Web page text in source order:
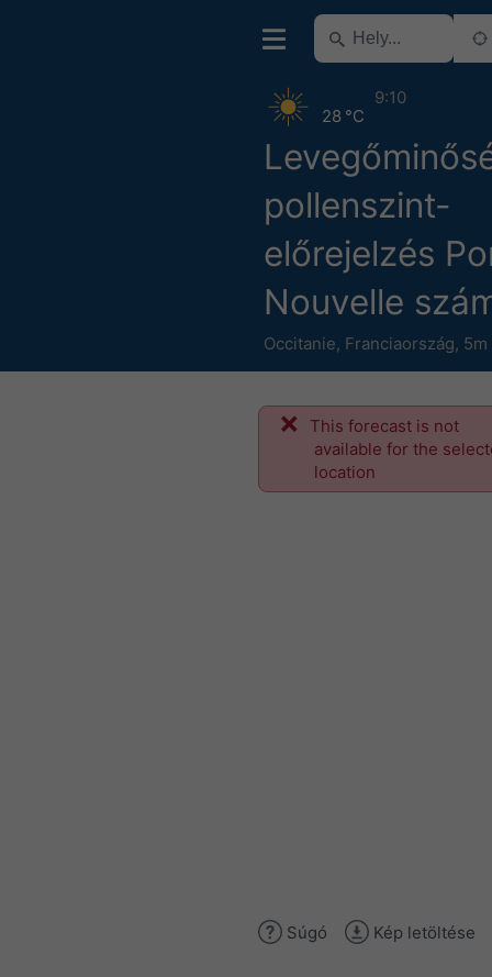
pollenszint-
előrejelzés
Nouvelle
Occitanie, Franciaország, 5m
28 °C
9:10
This forecast is not
available for the
location
Súgó Kép letöltése